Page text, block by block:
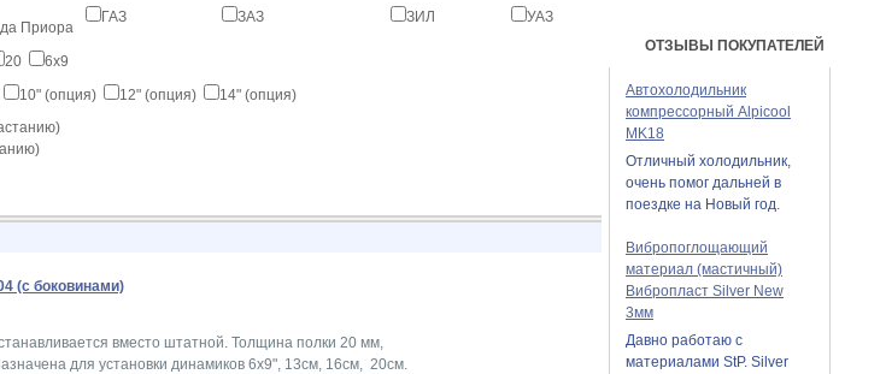
ОТЗЫВЫ ПОКУПАТЕЛЕЙ
Автохолодильник
компрессорный Alpicool
MK18
Отличный холодильник,
очень помог дальней в
поездке на Новый год.
Вибропоглощающий
материал (мастичный)
Вибропласт Silver New
3мм
Давно работаю с
материалами StP. Silver
Приора
ГАЗ ЗАЗ ЗИЛ УАЗ
20 6х9
10" (опция) 12" (опция) 14" (опция)
(с боковинами)
вместо штатной. Толщина полки 20 мм,
для установки динамиков 6x9", 13см, 16см, 20см.